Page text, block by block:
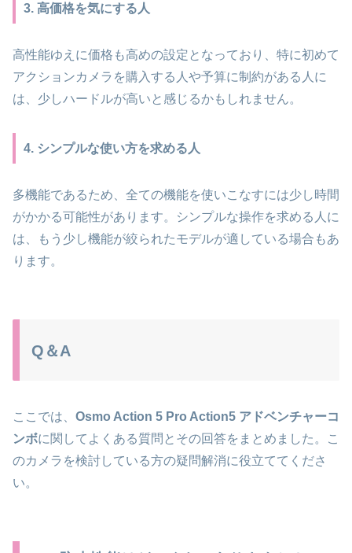
3. 高価格を気にする人
高性能ゆえに価格も高めの設定となっており、特に初めて
アクションカメラを購入する人や予算に制約がある人に
は、少しハードルが高いと感じるかもしれません。
4. シンプルな使い方を求める人
多機能であるため、全ての機能を使いこなすには少し時間
がかかる可能性があります。シンプルな操作を求める人に
は、もう少し機能が絞られたモデルが適している場合もあ
ります。
Q＆A
ここでは、 Osmo Action 5 Pro Action5 アドベンチャーコ
ンボに関してよくある質問とその回答をまとめました。こ
のカメラを検討している方の疑問解消に役立ててくださ
い。